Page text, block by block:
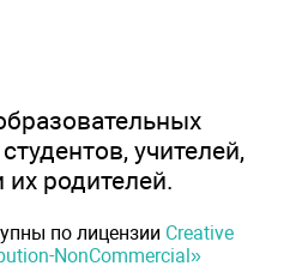
учителей,
их родителей.
по лицензии Creative
NonCommercial»